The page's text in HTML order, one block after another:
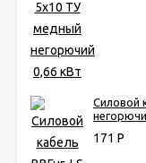
Силовой
171 Р